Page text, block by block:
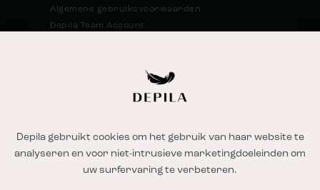
Algemene gebruiksvoorwaarden
Depila Team Account
Depila gebruikt cookies om het gebruik van haar website te
analyseren en voor niet-intrusieve marketingdoeleinden om
uw surfervaring te verbeteren.